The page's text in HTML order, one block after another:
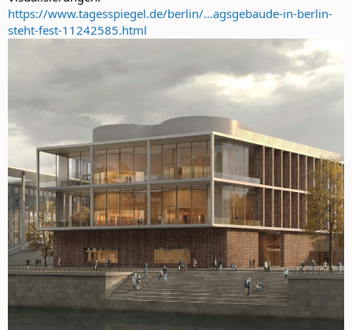
https://www.tagesspiegel.de/berlin/...agsgebaude-in-berlin-
steht-fest-11242585.html